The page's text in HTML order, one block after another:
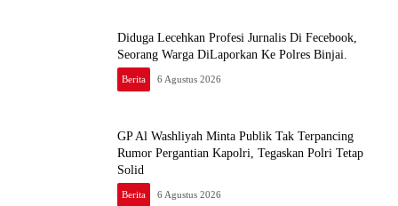
Diduga Lecehkan Profesi Jurnalis Di Fecebook,
Seorang Warga DiLaporkan Ke Polres Binjai.
Berita 6 Agustus 2026
GP Al Washliyah Minta Publik Tak Terpancing
Rumor Pergantian Kapolri, Tegaskan Polri Tetap
Solid
Berita 6 Agustus 2026